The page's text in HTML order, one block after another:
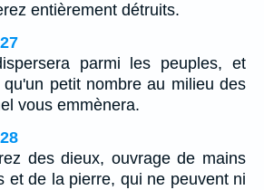
entièrement détruits.
parmi les peuples, et
petit nombre au milieu des
vous emmènera.
des dieux, ouvrage de mains
et de la pierre, qui ne peuvent ni